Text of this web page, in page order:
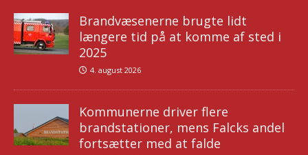
Brandvæsenerne brugte lidt
længere tid på at komme af sted i
2025
4. august 2026
Kommunerne driver flere
brandstationer, mens Falcks andel
fortsætter med at falde